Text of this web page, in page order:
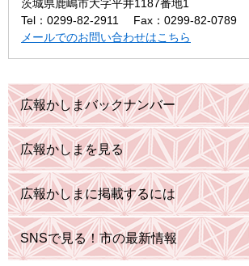
茨城県鹿嶋市大字平井1187番地1
Tel：0299-82-2911
Fax：0299-82-0789
メールでのお問い合わせはこちら
広報かしまバックナンバー
広報かしまを見る
広報かしまに掲載するには
SNSで見る！市の最新情報